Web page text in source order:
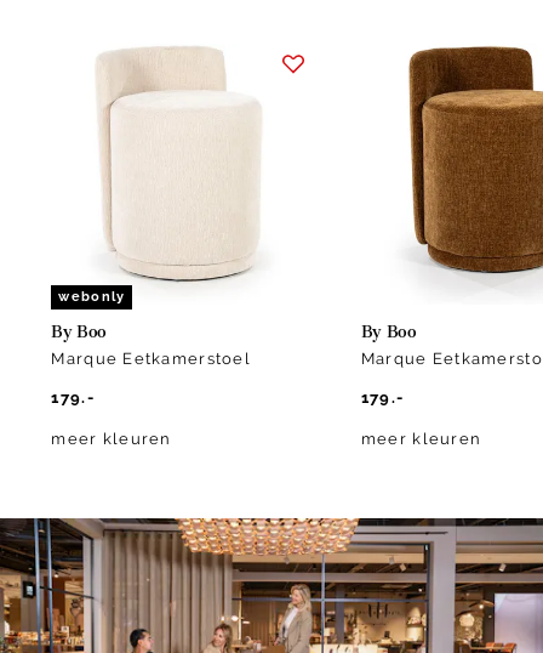
webonly
By Boo
Marque Eetkamerstoel
179.-
meer kleuren
By Boo
Marque
179.-
meer kleuren